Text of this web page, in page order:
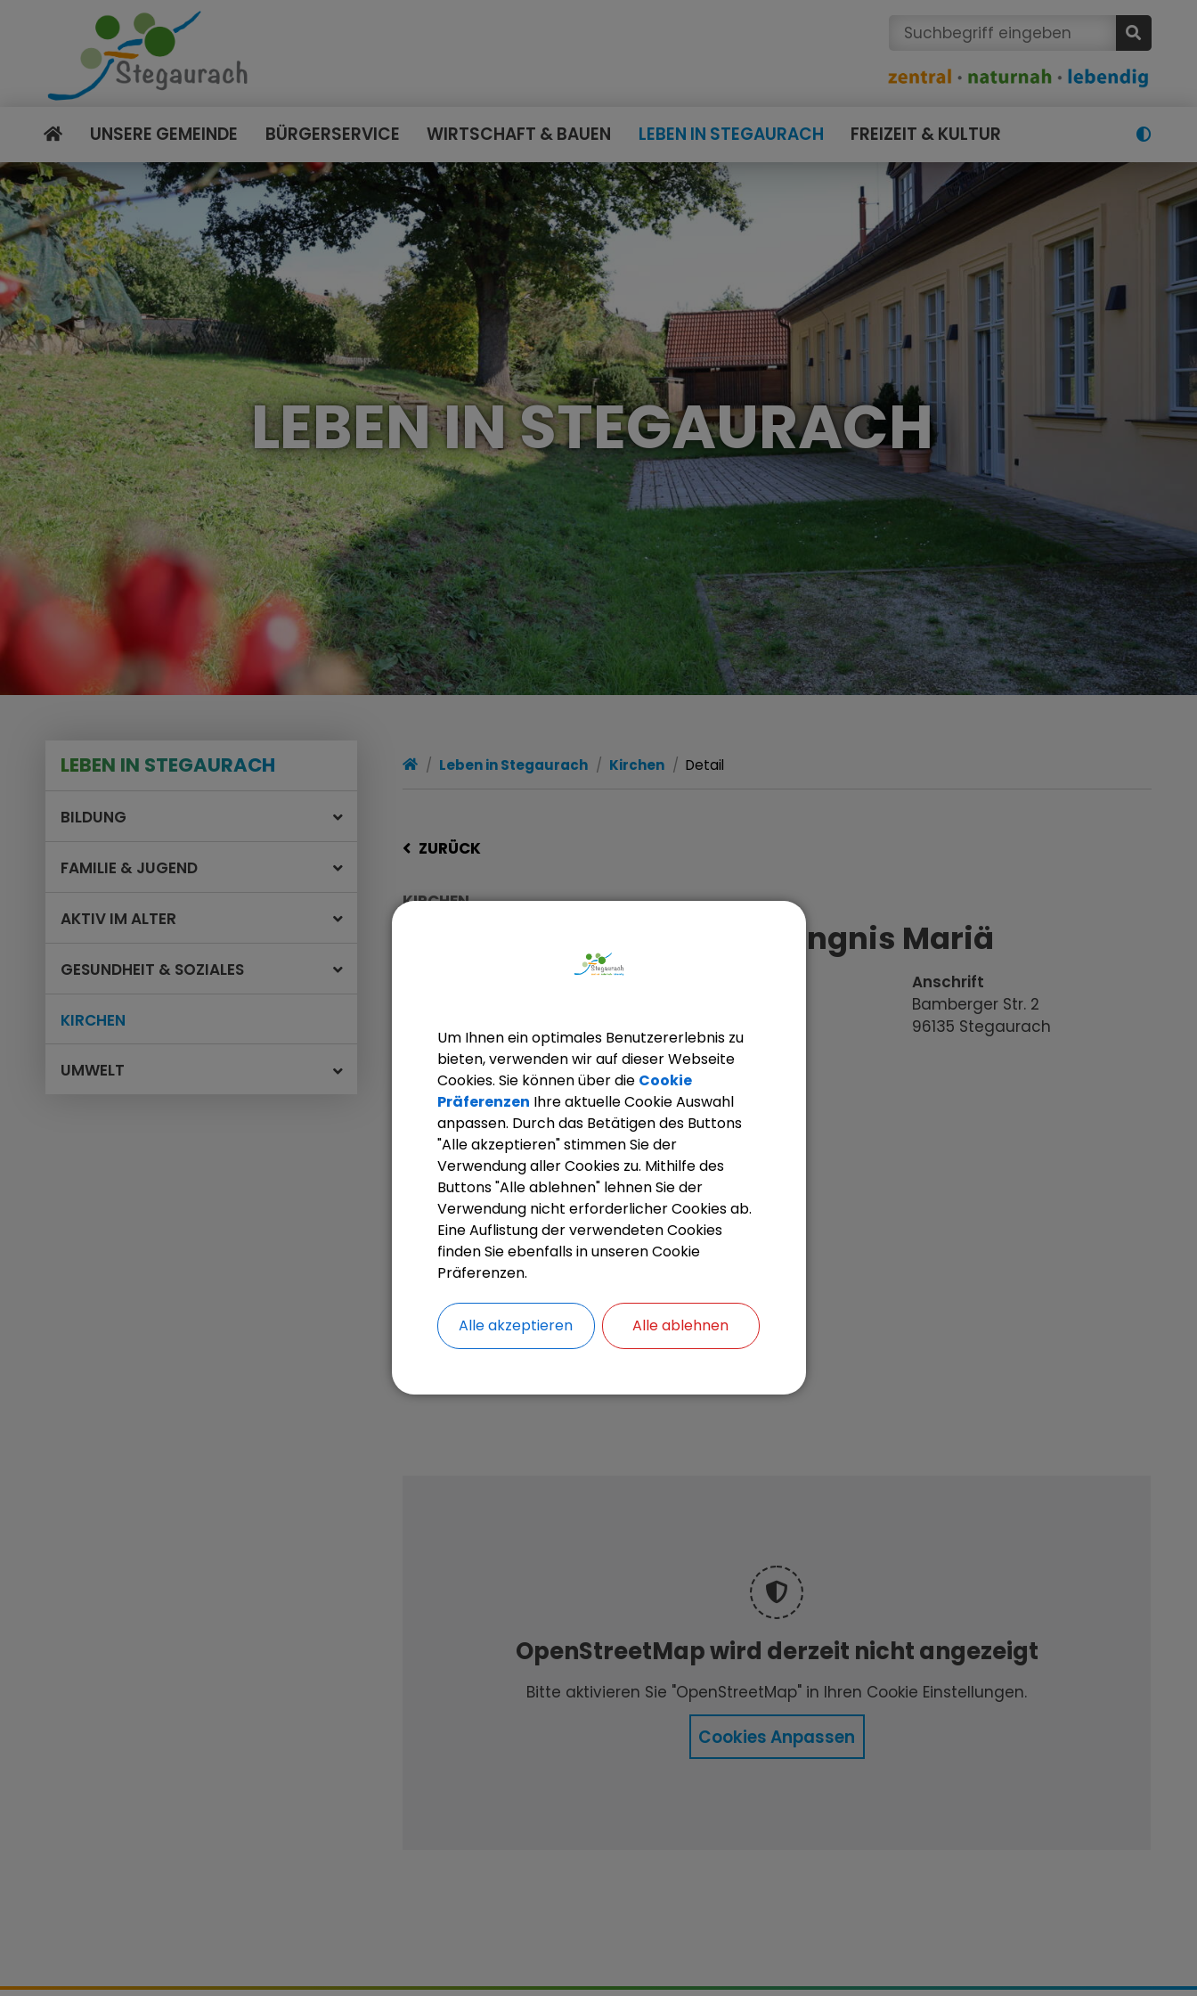
UNSERE GEMEINDE BÜRGERSERVICE WIRTSCHAFT & BAUEN LEBEN IN STEGAURACH FREIZEIT & KULTUR
LEBEN IN STEGAURACH
LEBEN IN STEGAURACH
BILDUNG
FAMILIE & JUGEND
AKTIV IM ALTER
GESUNDHEIT & SOZIALES
KIRCHEN
UMWELT
Leben in Stegaurach Kirchen Detail
ZURÜCK
KIRCHEN
Kirche Unbefleckte Empfängnis Mariä
Gottesdienste
Anschrift
Bamberger Str. 2
96135 Stegaurach
OpenStreetMap wird derzeit nicht angezeigt
Bitte aktivieren Sie "OpenStreetMap" in Ihren Cookie Einstellungen.
Cookies Anpassen
Um Ihnen ein optimales Benutzererlebnis zu
bieten, verwenden wir auf dieser Webseite
Cookies. Sie können über die Cookie
Präferenzen Ihre aktuelle Cookie Auswahl
anpassen. Durch das Betätigen des Buttons
"Alle akzeptieren" stimmen Sie der
Verwendung aller Cookies zu. Mithilfe des
Buttons "Alle ablehnen" lehnen Sie der
Verwendung nicht erforderlicher Cookies ab.
Eine Auflistung der verwendeten Cookies
finden Sie ebenfalls in unseren Cookie
Präferenzen.
Alle akzeptieren Alle ablehnen